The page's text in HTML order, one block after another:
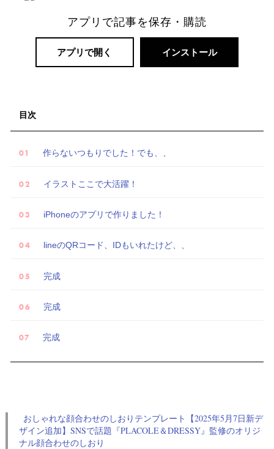
アプリで記事を保存・購読
アプリで開く インストール
目次
作らないつもりでした！でも、、
イラストここで大活躍！
iPhoneのアプリで作りました！
lineのQRコード、IDもいれたけど、、
完成
完成
完成
おしゃれな顔合わせのしおりテンプレート【2025年5月7日新デ
ザイン追加】SNSで話題『PLACOLE＆DRESSY』監修のオリジ
ナル顔合わせのしおり